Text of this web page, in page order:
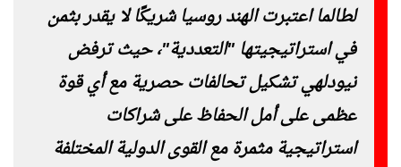
لطالما اعتبرت الهند روسيا شريكًا لا يقدر بثمن
في استراتيجيتها "التعددية"، حيث ترفض
نيودلهي تشكيل تحالفات حصرية مع أي قوة
عظمى على أمل الحفاظ على شراكات
استراتيجية مثمرة مع القوى الدولية المختلفة